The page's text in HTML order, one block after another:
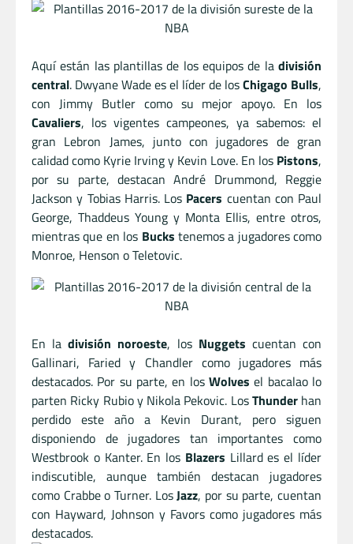
Aquí están las plantillas de los equipos de la división
central. Dwyane Wade es el líder de losChigago Bulls,
con Jimmy Butler como su mejor apoyo. En los
Cavaliers, los vigentes campeones, ya sabemos: el
gran Lebron James, junto con jugadores de gran
calidad como Kyrie Irving y Kevin Love. En los Pistons,
por su parte, destacan André Drummond, Reggie
Jackson y Tobias Harris. Los Pacers cuentan con Paul
George, Thaddeus Young y Monta Ellis, entre otros,
mientras que en los Bucks tenemos a jugadores como
Monroe, Henson o Teletovic.
En ladivisión noroeste, los Nuggets cuentan con
Gallinari, Faried y Chandler como jugadores más
destacados. Por su parte, en los Wolves el bacalao lo
parten Ricky Rubio y Nikola Pekovic. LosThunderhan
perdido este año a Kevin Durant, pero siguen
disponiendo de jugadores tan importantes como
Westbrook o Kanter. En los Blazers Lillard es el líder
indiscutible, aunque también destacan jugadores
como Crabbe o Turner. LosJazz, por su parte, cuentan
con Hayward, Johnson y Favors como jugadores más
destacados.